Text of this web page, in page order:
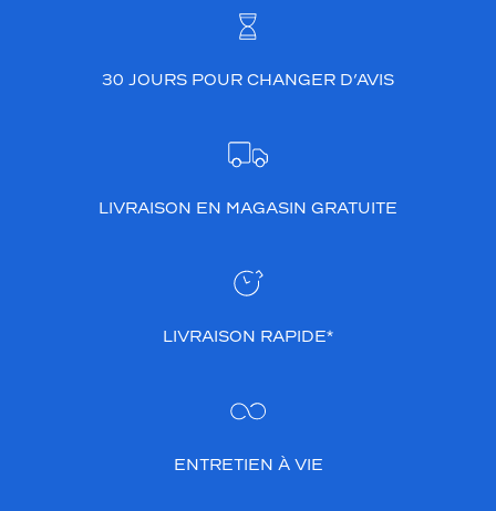
30 JOURS POUR CHANGER D’AVIS
LIVRAISON EN MAGASIN GRATUITE
LIVRAISON RAPIDE*
ENTRETIEN À VIE